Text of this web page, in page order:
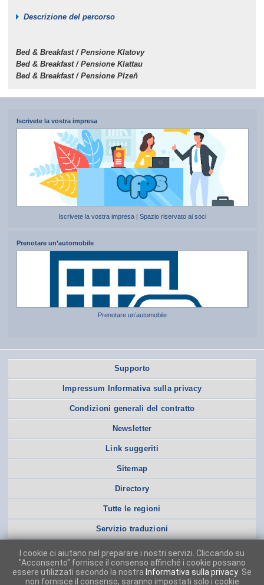
Descrizione del percorso
Bed & Breakfast / Pensione Klatovy
Bed & Breakfast / Pensione Klattau
Bed & Breakfast / Pensione Plzeň
Iscrivete la vostra impresa
Iscrivete la vostra impresa |Spazio riservato ai soci
Prenotare un’automobile
Prenotare un’automobile
Supporto
Impressum Informativa sulla privacy
Condizioni generali del contratto
Newsletter
Link suggeriti
Sitemap
Directory
Tutte le regioni
Servizio traduzioni
I cookie ci aiutano nel preparare i nostri servizi. Cliccando su
"Acconsento" fornisce il consenso affinché i cookie possano
essere utilizzati secondo la nostra Informativa sulla privacy . Se
non fornisce il consenso, saranno impostati solo i cookie